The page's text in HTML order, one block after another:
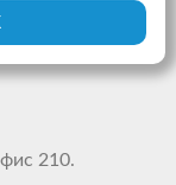
210.